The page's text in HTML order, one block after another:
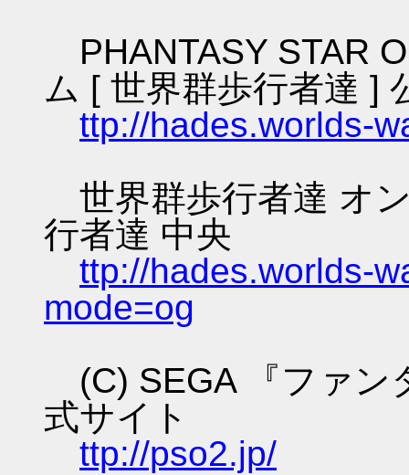
PHANTASY STAR
ム [ 世界群歩行者達 ]
ttp://hades.worlds-
世界群歩行者達 オ
行者達 中央
ttp://hades.worlds-
mode=og
(C) SEGA 『ファン
式サイト
ttp://pso2.jp/